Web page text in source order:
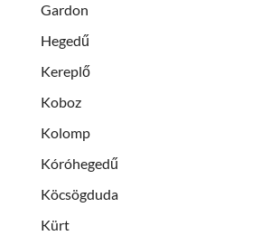
Gardon
Hegedű
Kereplő
Koboz
Kolomp
Kóróhegedű
Köcsögduda
Kürt